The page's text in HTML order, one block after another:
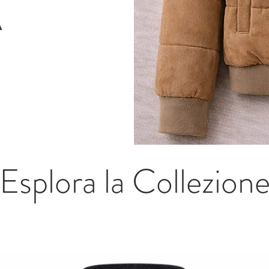
Esplora la